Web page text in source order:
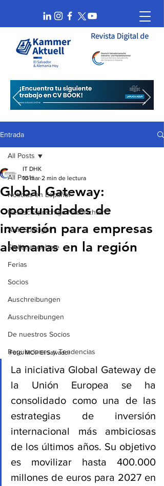
Entrada
All Posts
Noticias en Español
Deutschsprachige Nachrichten
AHK Spotlight
Stellenangebote
Ferias
Socios
Auschreibungen
Ausschreibungen
De nuestros Socios
Regulaciones y Tendencias
All Posts
Global Gateway:
oportunidades de
inversión para empresas
alemanas en la región
IT DHK
10 mar 2 min de lectura
Foto: MOP El Salvador
La iniciativa Global Gateway de
la Unión Europea se ha
consolidado como una de las
estrategias de inversión
internacional más ambiciosas
de los últimos años. Su objetivo
es movilizar hasta 400.000
millones de euros para 2027 en